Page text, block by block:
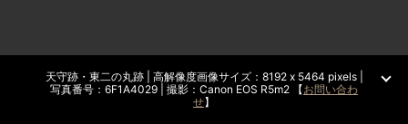
天守跡・東二の丸跡 | 高解像度画像サイズ：8192 x 5464 pixels |
写真番号：6F1A4029 | 撮影：Canon EOS R5m2 【お問い合わ
せ】